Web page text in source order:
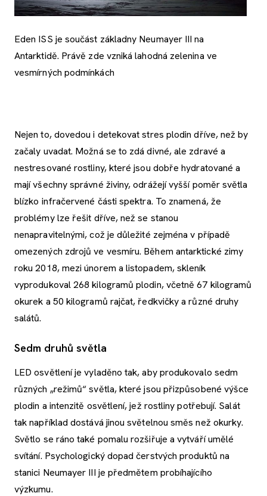
Eden ISS je součást základny Neumayer III na
Antarktidě. Právě zde vzniká lahodná zelenina ve
vesmírných podmínkách
Nejen to, dovedou i detekovat stres plodin dříve, než by
začaly uvadat. Možná se to zdá divné, ale zdravé a
nestresované rostliny, které jsou dobře hydratované a
mají všechny správné živiny, odrážejí vyšší poměr světla
blízko infračervené části spektra. To znamená, že
problémy lze řešit dříve, než se stanou
nenapravitelnými, což je důležité zejména v případě
omezených zdrojů ve vesmíru. Během antarktické zimy
roku 2018, mezi únorem a listopadem, skleník
vyprodukoval 268 kilogramů plodin, včetně 67 kilogramů
okurek a 50 kilogramů rajčat, ředkvičky a různé druhy
salátů.
Sedm druhů světla
LED osvětlení je vyladěno tak, aby produkovalo sedm
různých „režimů“ světla, které jsou přizpůsobené výšce
plodin a intenzitě osvětlení, jež rostliny potřebují. Salát
tak například dostává jinou světelnou směs než okurky.
Světlo se ráno také pomalu rozšiřuje a vytváří umělé
svítání. Psychologický dopad čerstvých produktů na
stanici Neumayer III je předmětem probíhajícího
výzkumu.